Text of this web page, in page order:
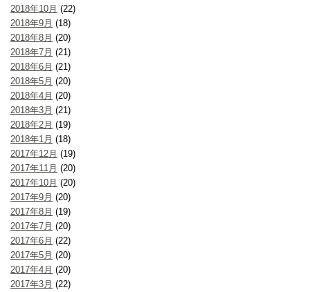
2018年10月 (22)
2018年9月 (18)
2018年8月 (20)
2018年7月 (21)
2018年6月 (21)
2018年5月 (20)
2018年4月 (20)
2018年3月 (21)
2018年2月 (19)
2018年1月 (18)
2017年12月 (19)
2017年11月 (20)
2017年10月 (20)
2017年9月 (20)
2017年8月 (19)
2017年7月 (20)
2017年6月 (22)
2017年5月 (20)
2017年4月 (20)
2017年3月 (22)